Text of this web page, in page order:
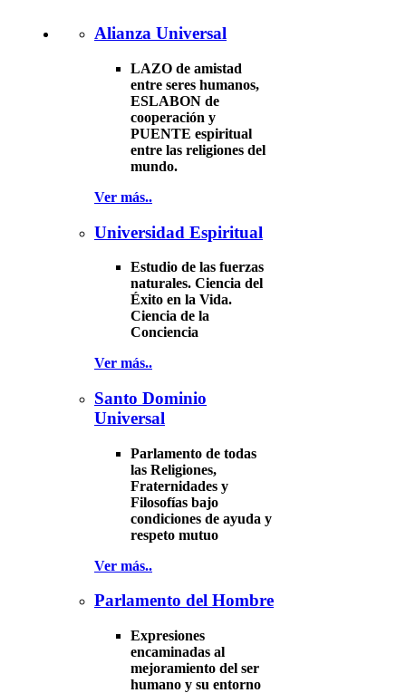
Alianza Universal
LAZO de amistad
entre seres humanos,
ESLABON de
cooperación y
PUENTE espiritual
entre las religiones del
mundo.
Ver más..
Universidad Espiritual
Estudio de las fuerzas
naturales. Ciencia del
Éxito en la Vida.
Ciencia de la
Conciencia
Ver más..
Santo Dominio
Universal
Parlamento de todas
las Religiones,
Fraternidades y
Filosofías bajo
condiciones de ayuda y
respeto mutuo
Ver más..
Parlamento del Hombre
Expresiones
encaminadas al
mejoramiento del ser
humano y su entorno